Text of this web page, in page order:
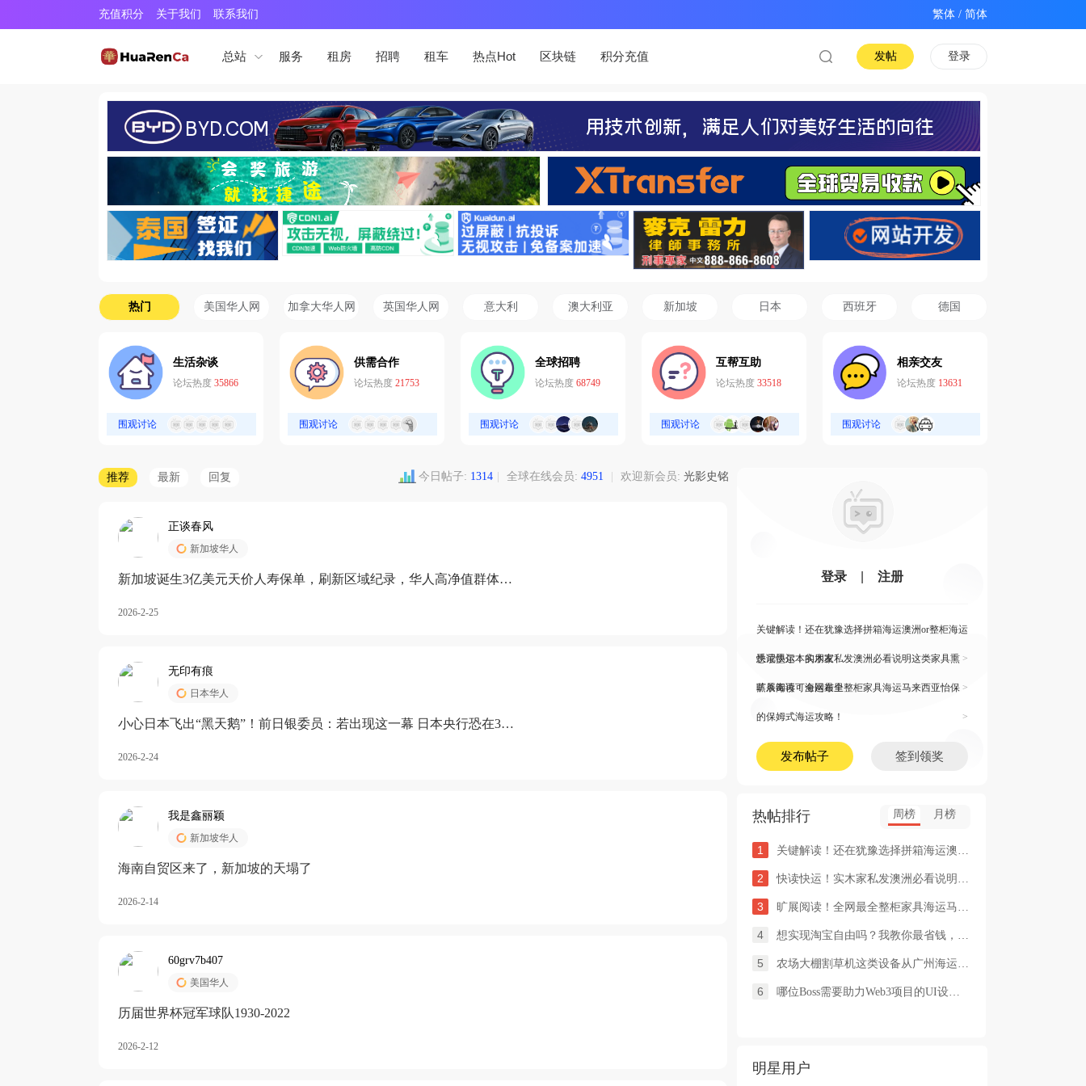
充值积分 关于我们 联系我们 /
总站 服务 租房 招聘 租车 热点Hot 区块链 积分充值 登录
发帖
热门 美国华人网 加拿大华人网 英国华人网 意大利 澳大利亚 新加坡 日本 西班牙 德国
生活杂谈
论坛热度 35866
围观讨论
供需合作
论坛热度 21753
围观讨论
全球招聘
论坛热度 68749
围观讨论
互帮互助
论坛热度 33518
围观讨论
相亲交友
论坛热度 13631
围观讨论
推荐 最新 回复 今日帖子: 1314 全球在线会员: 4951 欢迎新会员: 光影史铭
正谈春风
新加坡华人
新加坡诞生3亿美元天价人寿保单，刷新区域纪录，华人高净值群体成
2026-2-25
无印有痕
日本华人
小心日本飞出“黑天鹅”！前日银委员：若出现这一幕 日本央行恐在3月
2026-2-24
我是鑫丽颖
新加坡华人
海南自贸区来了，新加坡的天塌了
2026-2-14
60grv7b407
美国华人
历届世界杯冠军球队1930-2022
2026-2-12
登录 注册
关键解读！还在犹豫选择拼箱海运澳洲or整柜海运
悉尼墨尔本的朋友 >
快读快运！实木家私发澳洲必看说明这类家具熏
蒸杀毒再可海运布里 >
旷展阅读！全网最全整柜家具海运马来西亚怡保
的保姆式海运攻略！ >
发布帖子 签到领奖
热帖排行 周榜 月榜
1 关键解读！还在犹豫选择拼箱海运澳洲or整柜海运悉尼墨尔本的朋友
2 快读快运！实木家私发澳洲必看说明这类家具熏蒸杀毒再可海运布里
3 旷展阅读！全网最全整柜家具海运马来西亚怡保的保姆式海运攻略！
4 想实现淘宝自由吗？我教你最省钱，最方便的方法
5 农场大棚割草机这类设备从广州海运到澳洲堪培拉过海关需要提供什
6 哪位Boss需要助力Web3项目的UI设计，或qian
明星用户